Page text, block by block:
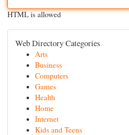
HTML is allowed
Web Directory Categories
Arts
Business
Computers
Games
Health
Home
Internet
Kids and Teens